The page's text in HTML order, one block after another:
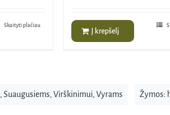
Skaityti plačiau
Į krepšelį
, Suaugusiems, Virškinimui, Vyrams Žymos: